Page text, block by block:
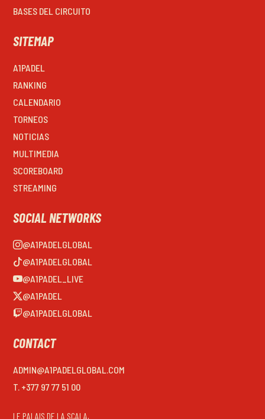
BASES DEL CIRCUITO
SITEMAP
A1PADEL
RANKING
CALENDARIO
TORNEOS
NOTICIAS
MULTIMEDIA
SCOREBOARD
STREAMING
SOCIAL NETWORKS
@A1PADELGLOBAL
@A1PADELGLOBAL
@A1PADEL_LIVE
@A1PADEL
@A1PADELGLOBAL
CONTACT
ADMIN@A1PADELGLOBAL.COM
T. +377 97 77 51 00
LE PALAIS DE LA SCALA,